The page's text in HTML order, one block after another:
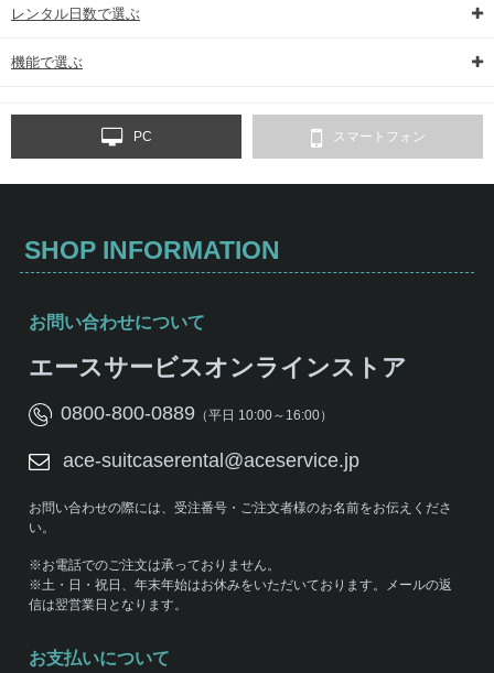
レンタル日数で選ぶ
機能で選ぶ
PC スマートフォン
SHOP INFORMATION
お問い合わせについて
エースサービスオンラインストア
0800-800-0889（平日 10:00～16:00）
ace-suitcaserental@aceservice.jp
お問い合わせの際には、受注番号・ご注文者様のお名前をお伝えくださ
い。
※お電話でのご注文は承っておりません。
※土・日・祝日、年末年始はお休みをいただいております。メールの返
信は翌営業日となります。
お支払いについて